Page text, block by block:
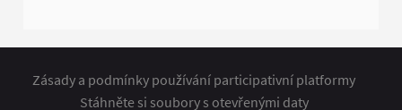
Zásady a podmínky používání participativní platformy
Stáhněte si soubory s otevřenými daty